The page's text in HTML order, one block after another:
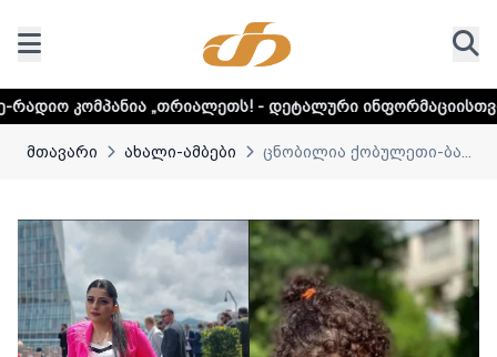
„თრიალეთს! - დეტალური ინფორმაციისთვის დააკლიკეთ
მთავარი ახალი-ამბები ცნობილია ქობულეთი-ბა...